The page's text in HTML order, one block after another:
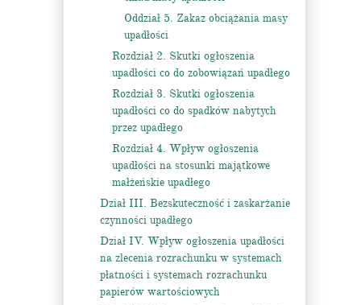
Oddział 5. Zakaz obciążania masy
upadłości
Rozdział 2. Skutki ogłoszenia
upadłości co do zobowiązań upadłego
Rozdział 3. Skutki ogłoszenia
upadłości co do spadków nabytych
przez upadłego
Rozdział 4. Wpływ ogłoszenia
upadłości na stosunki majątkowe
małżeńskie upadłego
Dział III. Bezskuteczność i zaskarżanie
czynności upadłego
Dział IV. Wpływ ogłoszenia upadłości
na zlecenia rozrachunku w systemach
płatności i systemach rozrachunku
papierów wartościowych